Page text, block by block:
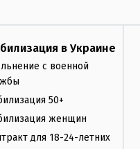
в Украине
с военной
50+
женщин
для 18-24-летних